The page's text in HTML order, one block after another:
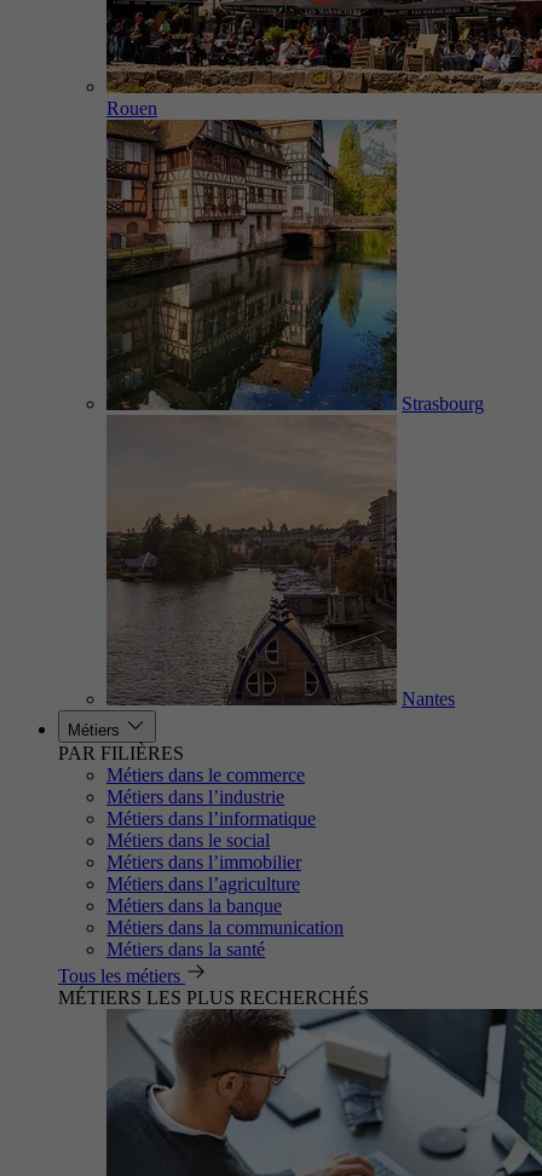
Rouen
Strasbourg
Nantes
Métiers
PAR FILIÈRES
Métiers dans le commerce
Métiers dans l’industrie
Métiers dans l’informatique
Métiers dans le social
Métiers dans l’immobilier
Métiers dans l’agriculture
Métiers dans la banque
Métiers dans la communication
Métiers dans la santé
Tous les métiers
MÉTIERS LES PLUS RECHERCHÉS